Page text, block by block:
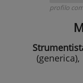
profilo
(generica),